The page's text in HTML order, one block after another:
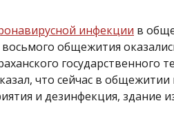
инфекции в
общежития
государственного
что сейчас в общежитии
и дезинфекция, здание